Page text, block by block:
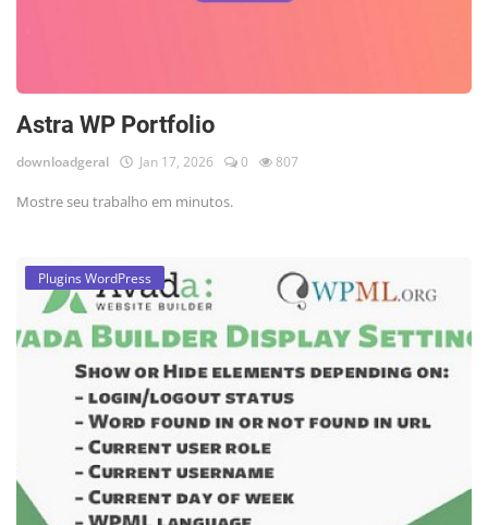
Astra WP Portfolio
downloadgeral Jan 17, 2026 0 807
Mostre seu trabalho em minutos.
Plugins WordPress